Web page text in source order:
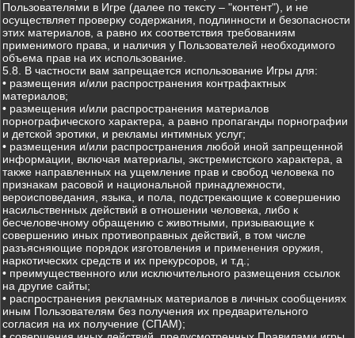
Пользователями в Игре (далее по тексту – "контент"), и не
осуществляет проверку содержания, подлинности и безопасности
этих материалов, а равно их соответствия требованиям
применимого права, и наличия у Пользователей необходимого
объема прав на их использование.
5.8. В частности вам запрещается использование Игры для:
• размещения и/или распространения контрафактных
материалов;
• размещения и/или распространения материалов
порнографического характера, а равно пропаганды порнографии
и детской эротики, и рекламы интимных услуг;
• размещения и/или распространения любой иной запрещенной
информации, включая материалы, экстремистского характера, а
также направленных на ущемление прав и свобод человека по
признакам расовой и национальной принадлежности,
вероисповедания, языка, и пола, подстрекающие к совершению
насильственных действий в отношении человека, либо к
бесчеловечному обращению с животными, призывающие к
совершению иных противоправных действий, в том числе
разъясняющие порядок изготовления и применения оружия,
наркотических средств и их прекурсоров, и т.д.;
• преимущественного или исключительного размещения ссылок
на другие сайты;
• распространения рекламных материалов в личных сообщениях
иным Пользователям без получения их предварительного
согласия на их получение (СПАМ);